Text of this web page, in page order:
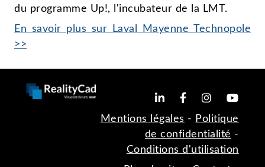
du programme Up!, l'incubateur de la LMT.
En savoir plus sur Laval Mayenne Technopole
>>
Mentions légales - Politique
de confidentialité -
Conditions d'utilisation